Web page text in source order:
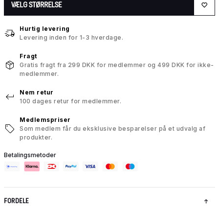
VÆLG STØRRELSE
Hurtig levering
Levering inden for 1-3 hverdage.
Fragt
Gratis fragt fra 299 DKK for medlemmer og 499 DKK for ikke-
medlemmer.
Nem retur
100 dages retur for medlemmer.
Medlemspriser
Som medlem får du eksklusive besparelser på et udvalg af
produkter.
Betalingsmetoder
FORDELE